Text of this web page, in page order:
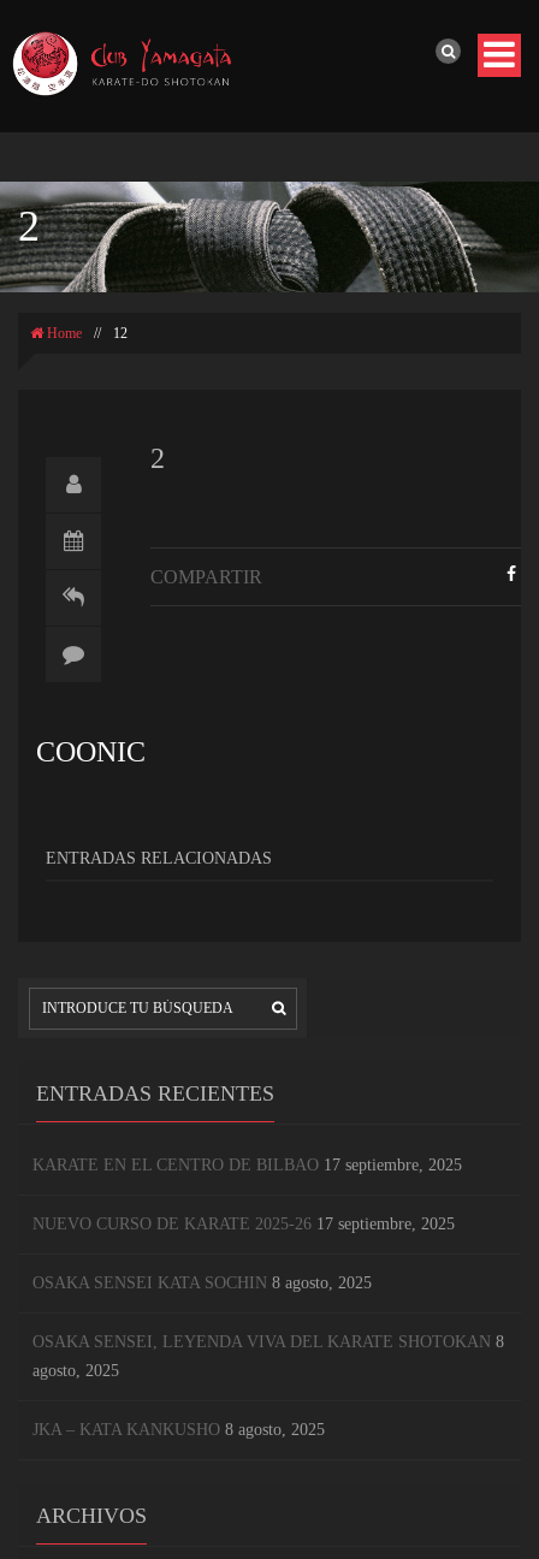
2
Home // 12
2
COMPARTIR
COONIC
ENTRADAS RELACIONADAS
ENTRADAS RECIENTES
KARATE EN EL CENTRO DE BILBAO 17 septiembre, 2025
NUEVO CURSO DE KARATE 2025-26 17 septiembre, 2025
OSAKA SENSEI KATA SOCHIN 8 agosto, 2025
OSAKA SENSEI, LEYENDA VIVA DEL KARATE SHOTOKAN 8
agosto, 2025
JKA – KATA KANKUSHO 8 agosto, 2025
ARCHIVOS